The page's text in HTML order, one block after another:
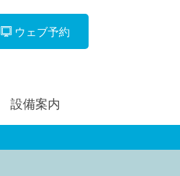
ウェブ予約
設備案内